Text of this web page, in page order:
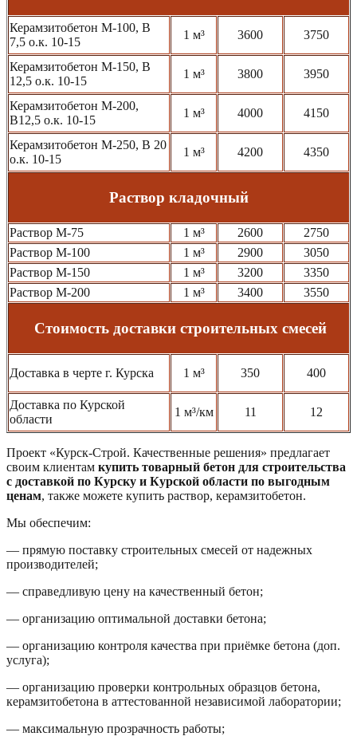
Керамзитобетон М-100, В
7,5 о.к. 10-15
1 м³ 3600 3750
Керамзитобетон М-150, В
12,5 о.к. 10-15
1 м³ 3800 3950
Керамзитобетон М-200,
В12,5 о.к. 10-15
1 м³ 4000 4150
Керамзитобетон М-250, В 20
о.к. 10-15
1 м³ 4200 4350
Раствор кладочный
Раствор М-75 1 м³ 2600
2750
Раствор М-100
1 м³ 2900
3050
Раствор М-150
1 м³ 3200
3350
Раствор М-200
1 м³ 3400 3550
Стоимость доставки строительных смесей
Доставка в черте г. Курска 1 м³ 350 400
Доставка по Курской
области
1 м³/км 11 12
Проект «Курск-Строй. Качественные решения» предлагает
своим клиентам купить товарный бетон для строительства
с доставкой по Курску и Курской области по выгодным
ценам, также можете купить раствор, керамзитобетон.
Мы обеспечим:
— прямую поставку строительных смесей от надежных
производителей;
— справедливую цену на качественный бетон;
— организацию оптимальной доставки бетона;
— организацию контроля качества при приёмке бетона (доп.
услуга);
— организацию проверки контрольных образцов бетона,
керамзитобетона в аттестованной независимой лаборатории;
— максимальную прозрачность работы;